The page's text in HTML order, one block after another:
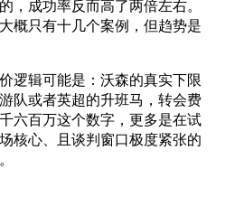
，成功率反而高了两倍左右。
概只有十几个案例，但趋势是
逻辑可能是：沃森的真实下限
队或者英超的升班马，转会费
六百万这个数字，更多是在试
核心、且谈判窗口极度紧张的